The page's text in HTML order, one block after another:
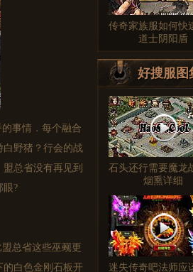
事情．每个融合
白野猪？行会的战
总省没有再见到
眼?
总省这些巫觋更
的白色金刚石板开
传奇家族服如何快
道士阴阳盾
好搜服图
石头还行需要魔龙
烟熏详细
迷失传奇吧法师应